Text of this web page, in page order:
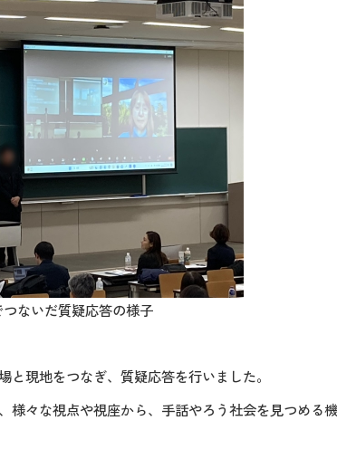
ないだ質疑応答の様子
現地をつなぎ、質疑応答を行いました。
々な視点や視座から、手話やろう社会を見つめる